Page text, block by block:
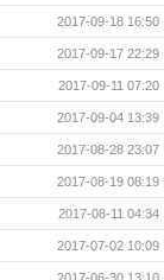
2017-09-18 16:50
2017-09-17 22:29
2017-09-11 07:20
2017-09-04 13:39
2017-08-28 23:07
2017-08-19 08:19
2017-08-11 04:34
2017-07-02 10:09